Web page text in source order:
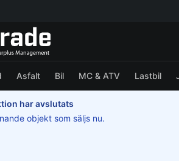
Asfalt Bil MC & ATV Lastbil
har avslutats
objekt som säljs nu.